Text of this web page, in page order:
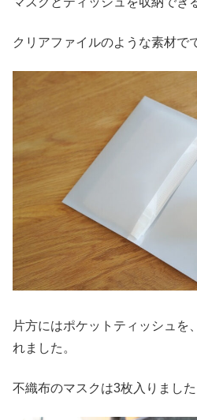
クリアファイルのような素材で
片方にはポケットティッシュを
れました。
不織布のマスクは3枚入りました